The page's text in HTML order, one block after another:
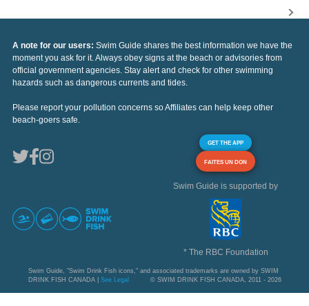
A note for our users: Swim Guide shares the best information we have the
moment you ask for it. Always obey signs at the beach or advisories from
official government agencies. Stay alert and check for other swimming
hazards such as dangerous currents and tides.
Please report your pollution concerns so Affiliates can help keep other
beach-goers safe.
GET THE APP
FAITES UN DON
Swim Guide is supported by
* The RBC Foundation
Swim Guide, "Swim Drink Fish icons," and associated trademarks are owned by SWIM
DRINK FISH CANADA | See Legal © SWIM DRINK FISH CANADA, 2011 - 2026